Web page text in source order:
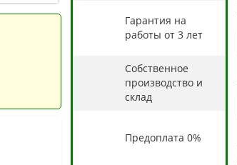
Гарантия на
работы от 3 лет
Собственное
производство и
склад
Предоплата 0%